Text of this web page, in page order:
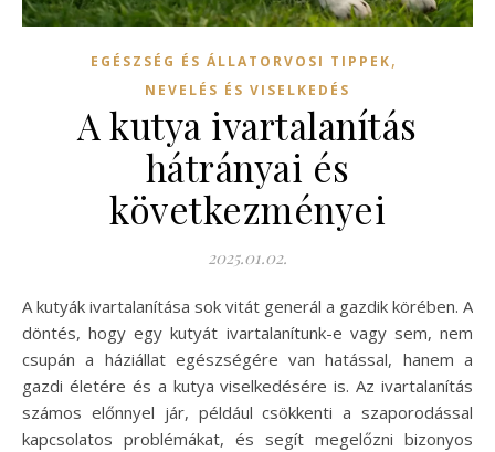
EGÉSZSÉG ÉS ÁLLATORVOSI TIPPEK,
NEVELÉS ÉS VISELKEDÉS
A kutya ivartalanítás
hátrányai és
következményei
2025.01.02.
A kutyák ivartalanítása sok vitát generál a gazdik körében. A
döntés, hogy egy kutyát ivartalanítunk-e vagy sem, nem
csupán a háziállat egészségére van hatással, hanem a
gazdi életére és a kutya viselkedésére is. Az ivartalanítás
számos előnnyel jár, például csökkenti a szaporodással
kapcsolatos problémákat, és segít megelőzni bizonyos